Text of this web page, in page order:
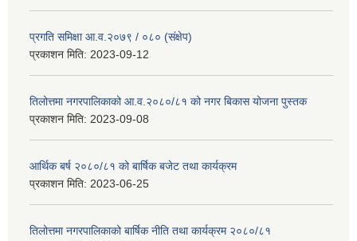
प्रगति समिक्षा आ.व.२०७९ / ०८० (संक्षेप)
प्रकाशन मिति: 2023-09-12
तिलोत्तमा नगरपालिकाको आ.व.२०८०/८१ को नगर बिकास योजना पुस्तक
प्रकाशन मिति: 2023-09-08
आर्थिक बर्ष २०८०/८१ को बार्षिक बजेट तथा कार्यक्रम
प्रकाशन मिति: 2023-06-25
तिलोत्तमा नगरपालिकाको बार्षिक नीति तथा कार्यक्रम २०८०/८१